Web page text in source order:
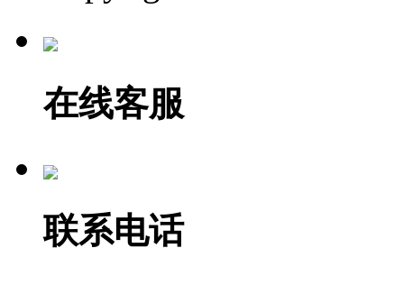
在线客服
联系电话